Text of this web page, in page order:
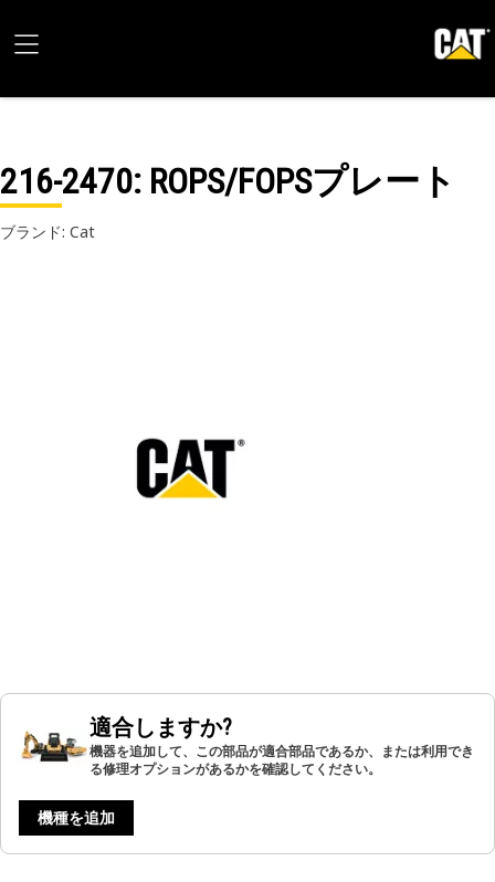
216-2470: ROPS/FOPSプレート
ブランド: Cat
適合しますか?
機器を追加して、この部品が適合部品であるか、または利用でき
る修理オプションがあるかを確認してください。
機種を追加